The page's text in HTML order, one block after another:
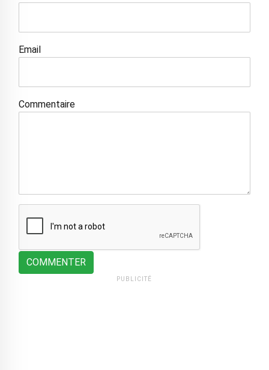
Email
Commentaire
COMMENTER
PUBLICITÉ